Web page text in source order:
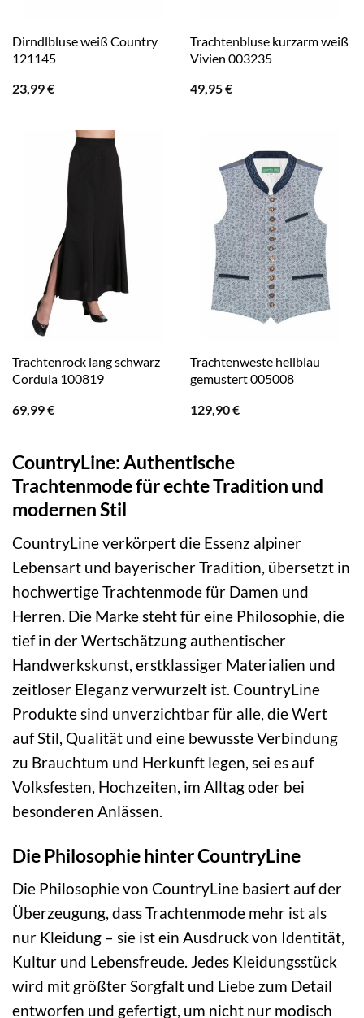
Dirndlbluse weiß Country
121145
23,99€
Trachtenbluse kurzarm weiß
Vivien 003235
49,95€
Trachtenrock lang schwarz
Cordula 100819
69,99€
Trachtenweste hellblau
gemustert 005008
129,90€
CountryLine: Authentische
Trachtenmode für echte Tradition und
modernen Stil
CountryLine verkörpert die Essenz alpiner
Lebensart und bayerischer Tradition, übersetzt in
hochwertige Trachtenmode für Damen und
Herren. Die Marke steht für eine Philosophie, die
tief in der Wertschätzung authentischer
Handwerkskunst, erstklassiger Materialien und
zeitloser Eleganz verwurzelt ist. CountryLine
Produkte sind unverzichtbar für alle, die Wert
auf Stil, Qualität und eine bewusste Verbindung
zu Brauchtum und Herkunft legen, sei es auf
Volksfesten, Hochzeiten, im Alltag oder bei
besonderen Anlässen.
Die Philosophie hinter CountryLine
Die Philosophie von CountryLine basiert auf der
Überzeugung, dass Trachtenmode mehr ist als
nur Kleidung – sie ist ein Ausdruck von Identität,
Kultur und Lebensfreude. Jedes Kleidungsstück
wird mit größter Sorgfalt und Liebe zum Detail
entworfen und gefertigt, um nicht nur modisch